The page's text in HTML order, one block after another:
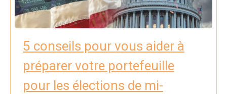
5 conseils pour vous aider à
préparer votre portefeuille
pour les élections de mi-